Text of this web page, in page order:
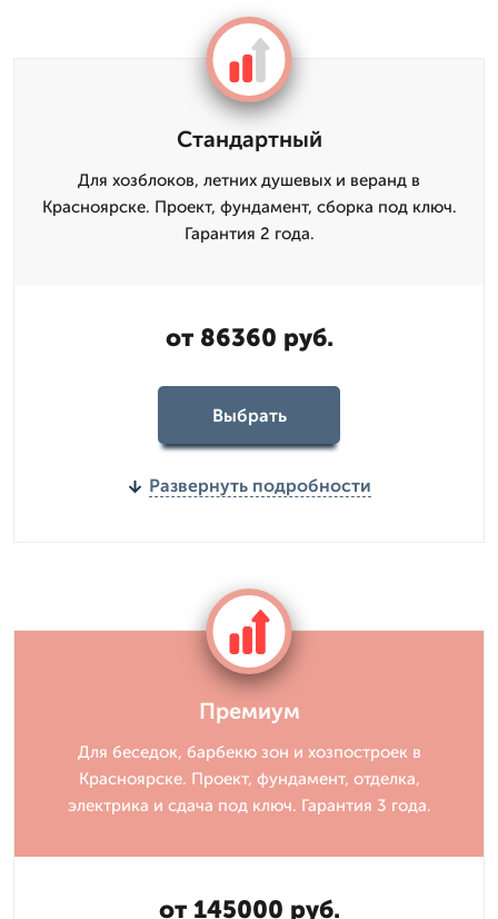
Стандартный
Для хозблоков, летних душевых и веранд в
Красноярске. Проект, фундамент, сборка под ключ.
Гарантия 2 года.
от 86360 руб.
Выбрать
Развернуть подробности
Премиум
Для беседок, барбекю зон и хозпостроек в
Красноярске. Проект, фундамент, отделка,
электрика и сдача под ключ. Гарантия 3 года.
от 145000 руб.